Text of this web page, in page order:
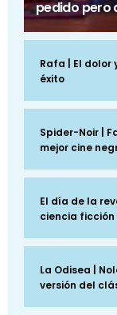
pedido pero
Rafa | El dolor
éxito
Spider-Noir |
mejor cine
El día de la
ciencia ficción
La Odisea |
versión del